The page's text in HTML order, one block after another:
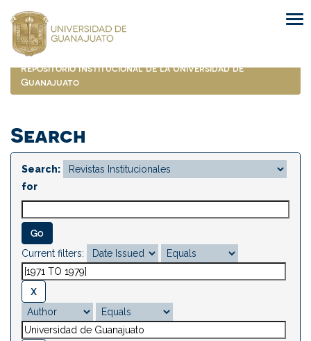
navigation
Repositorio Institucional de la Universidad de
Guanajuato
Search
Search:
for
Current filters: